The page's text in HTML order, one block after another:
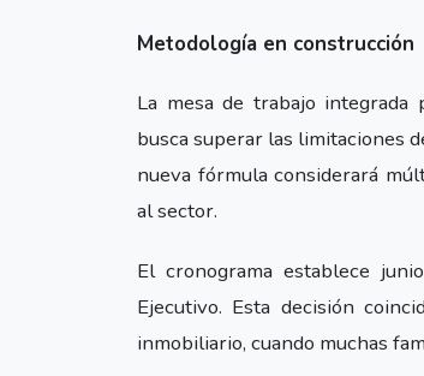
Metodología en construcción
La mesa de trabajo integrada
busca superar las limitaciones
nueva fórmula considerará
al sector.
El cronograma establece
Ejecutivo. Esta decisión
inmobiliario, cuando muchas